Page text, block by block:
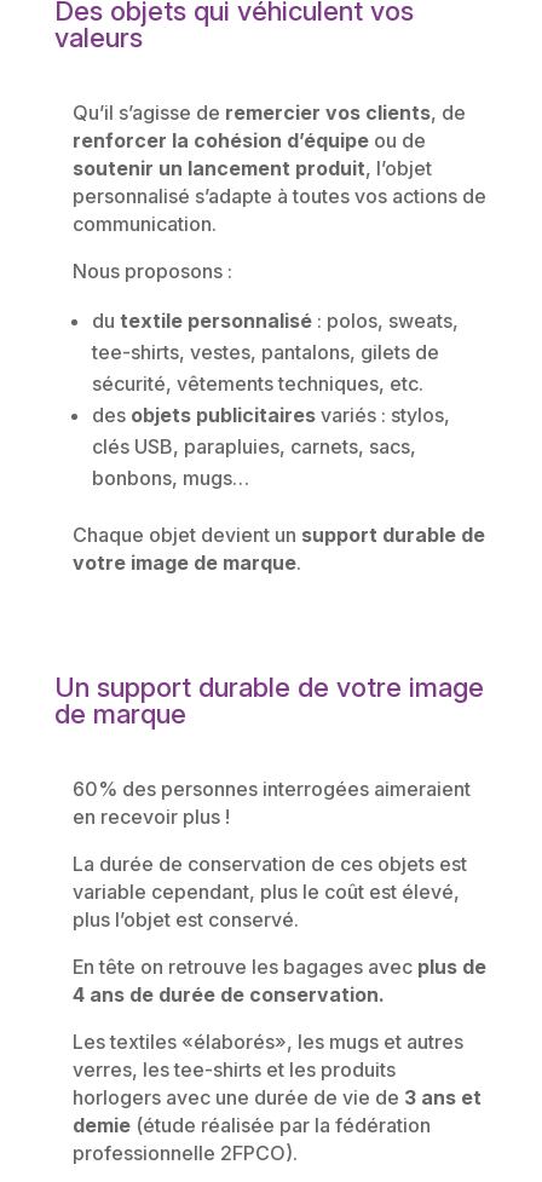
Des objets qui véhiculent vos
valeurs
Qu’il s’agisse de remercier vos clients, de
renforcer la cohésion d’équipeou de
soutenir un lancement produit, l’objet
personnalisé s’adapte à toutes vos actions de
communication.
Nous proposons :
du textile personnalisé: polos, sweats,
tee-shirts, vestes, pantalons, gilets de
sécurité, vêtements techniques, etc.
des objets publicitairesvariés : stylos,
clés USB, parapluies, carnets, sacs,
bonbons, mugs…
Chaque objet devient un support durable de
votre image de marque.
Un support durable de votre image
de marque
60% des personnes interrogées aimeraient
en recevoir plus !
La durée de conservation de ces objets est
variable cependant, plus le coût est élevé,
plus l’objet est conservé.
En tête on retrouve les bagages avec plus de
4 ans de durée de conservation.
Les textiles «élaborés», les mugs et autres
verres, les tee-shirts et les produits
horlogers avec une durée de vie de 3 ans et
demie(étude réalisée par la fédération
professionnelle 2FPCO).